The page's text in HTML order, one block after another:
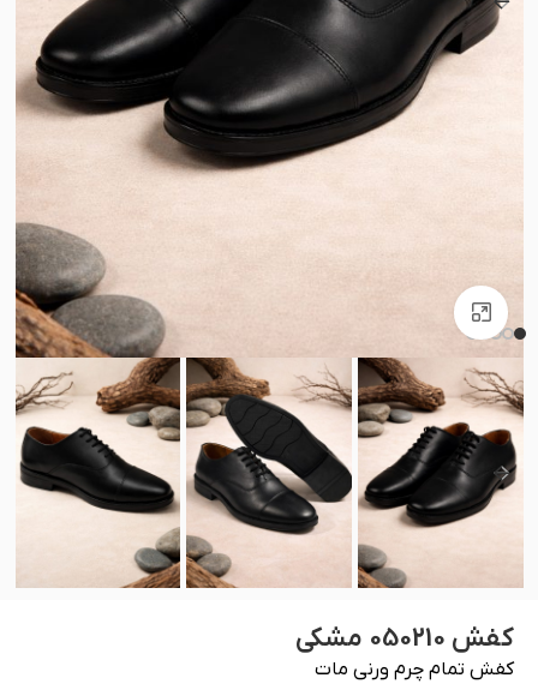
بزرگنمایی تصویر
کفش 050210 مشکی
کفش تمام چرم ورنی مات